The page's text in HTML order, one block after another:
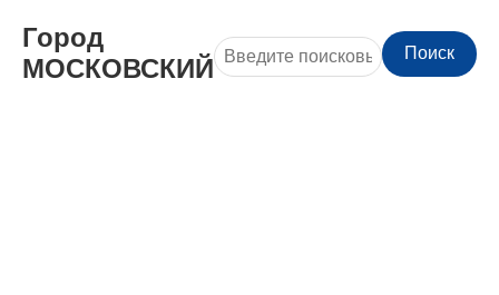
Город
МОСКОВСКИЙ
Поиск